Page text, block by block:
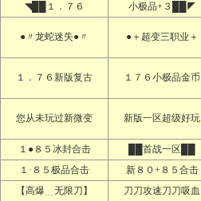
◥██１．７６
小极品+３██◤
●〃龙蛇迷失●〃 ●＋超变三职业＋
１．７６新版复古 １７６小极品金币
您从未玩过新微变 新版一区超级好玩
１●８５冰封合击 ██首战一区██
１·８５极品合击
新８０+８５合击
【高爆﹍无限刀】
刀刀攻速刀刀吸血